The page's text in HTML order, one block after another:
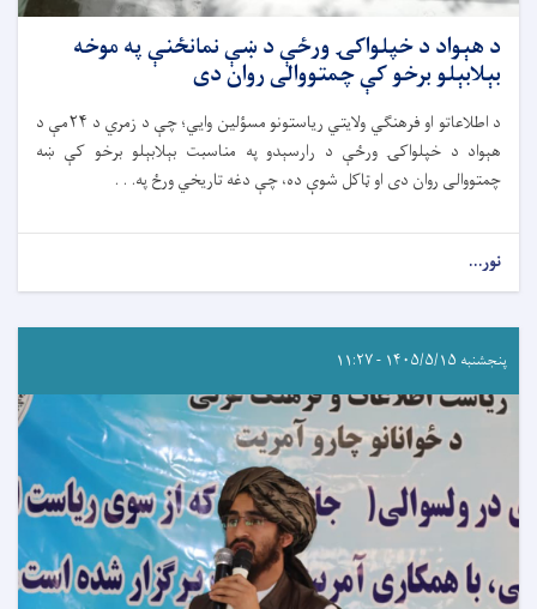
د هېواد د خپلواکۍ ورځې د ښې نمانځنې په موخه
بېلابېلو برخو کې چمتووالی روان دی
د اطلاعاتو او فرهنګي ولایتي ریاستونو مسؤلین وایي؛ چې د زمري د ۲۴مې د
هېواد د خپلواکۍ ورځې د رارسېدو په مناسبت بېلابېلو برخو کې ښه
چمتووالی روان دی او ټاکل شوې ده، چې دغه تاریخي ورځ په. . .
نور...
پنجشنبه ۱۴۰۵/۵/۱۵ - ۱۱:۲۷